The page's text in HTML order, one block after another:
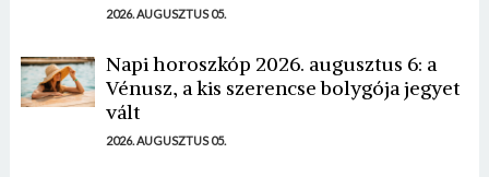
2026. AUGUSZTUS 05.
Napi horoszkóp 2026. augusztus 6: a
Vénusz, a kis szerencse bolygója jegyet
vált
2026. AUGUSZTUS 05.